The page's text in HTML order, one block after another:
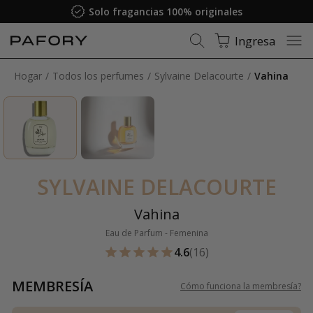
Solo fragancias 100% originales
Ingresa
Hogar Todos los perfumes Sylvaine Delacourte Vahina
SYLVAINE DELACOURTE
Vahina
Eau de Parfum - Femenina
4.6(16)
MEMBRESÍA Cómo funciona la membresía?